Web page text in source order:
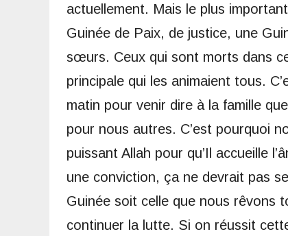
actuellement. Mais le plus
Guinée de Paix, de justice, une
sœurs. Ceux qui sont morts dans
principale qui les animaient tous.
matin pour venir dire à la famille
pour nous autres. C’est pourquoi
puissant Allah pour qu’Il accueille
une conviction, ça ne devrait pas
Guinée soit celle que nous rêvons
continuer la lutte. Si on réussit